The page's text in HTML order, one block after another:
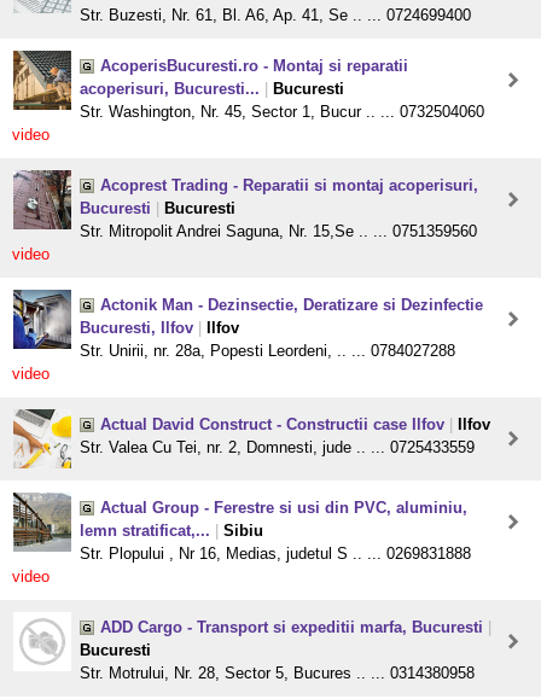
Str. Buzesti, Nr. 61, Bl. A6, Ap. 41, Se .. ... 0724699400
AcoperisBucuresti.ro - Montaj si reparatii
acoperisuri, Bucuresti...
Bucuresti
Str. Washington, Nr. 45, Sector 1, Bucur .. ... 0732504060
video
Acoprest Trading - Reparatii si montaj acoperisuri,
Bucuresti
Bucuresti
Str. Mitropolit Andrei Saguna, Nr. 15,Se .. ... 0751359560
video
Actonik Man - Dezinsectie, Deratizare si Dezinfectie
Bucuresti, Ilfov
Ilfov
Str. Unirii, nr. 28a, Popesti Leordeni, .. ... 0784027288
video
Actual David Construct - Constructii case Ilfov
Ilfov
Str. Valea Cu Tei, nr. 2, Domnesti, jude .. ... 0725433559
Actual Group - Ferestre si usi din PVC, aluminiu,
lemn stratificat,...
Sibiu
Str. Plopului , Nr 16, Medias, judetul S .. ... 0269831888
video
ADD Cargo - Transport si expeditii marfa, Bucuresti
Bucuresti
Str. Motrului, Nr. 28, Sector 5, Bucures .. ... 0314380958